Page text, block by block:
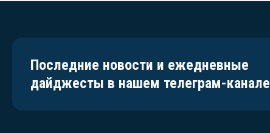
Последние новости и ежедневные
дайджесты в нашем телеграм-канале